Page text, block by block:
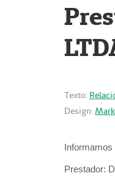
Texto:
Design:
Prestador: